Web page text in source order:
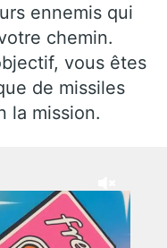
ennemis qui
chemin.
vous êtes
de missiles
la mission.